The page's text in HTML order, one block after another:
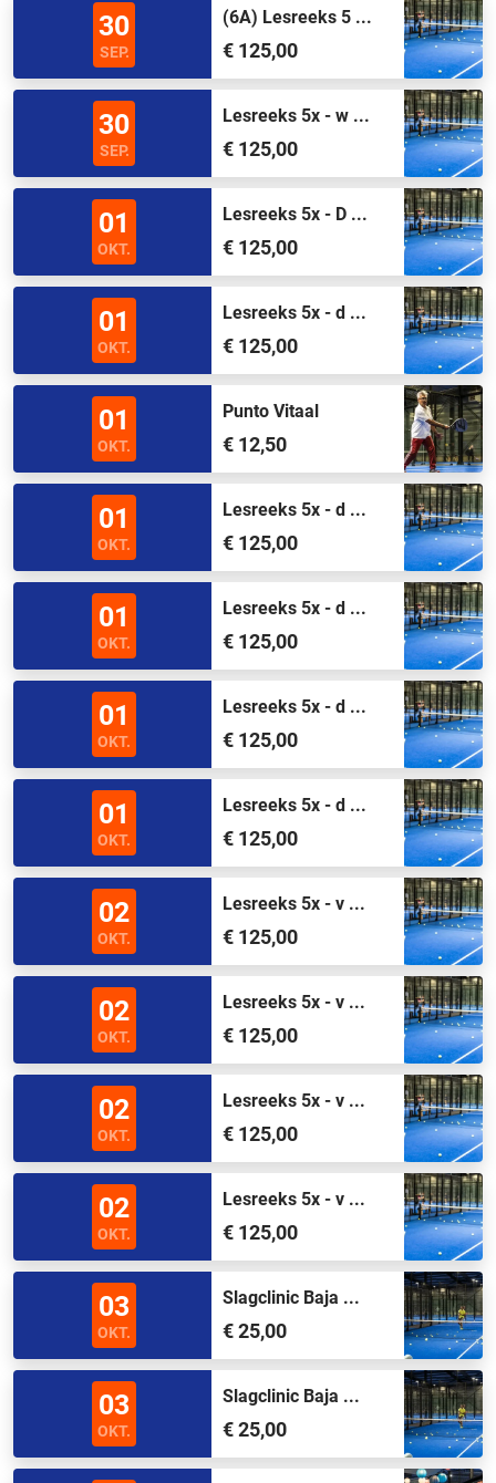
30
SEP.
(6A) Lesreeks 5 ...
€ 125,00
30
SEP.
Lesreeks 5x - w ...
€ 125,00
01
OKT.
Lesreeks 5x - D ...
€ 125,00
01
OKT.
Lesreeks 5x - d ...
€ 125,00
01
OKT.
Punto Vitaal
€ 12,50
01
OKT.
Lesreeks 5x - d ...
€ 125,00
01
OKT.
Lesreeks 5x - d ...
€ 125,00
01
OKT.
Lesreeks 5x - d ...
€ 125,00
01
OKT.
Lesreeks 5x - d ...
€ 125,00
02
OKT.
Lesreeks 5x - v ...
€ 125,00
02
OKT.
Lesreeks 5x - v ...
€ 125,00
02
OKT.
Lesreeks 5x - v ...
€ 125,00
02
OKT.
Lesreeks 5x - v ...
€ 125,00
03
OKT.
Slagclinic Baja ...
€ 25,00
03
OKT.
Slagclinic Baja ...
€ 25,00